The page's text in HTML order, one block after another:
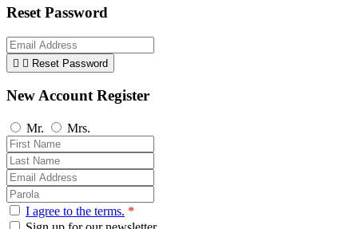
Reset Password
  Reset Password
New Account Register
Mr. Mrs.
I agree to the terms. *